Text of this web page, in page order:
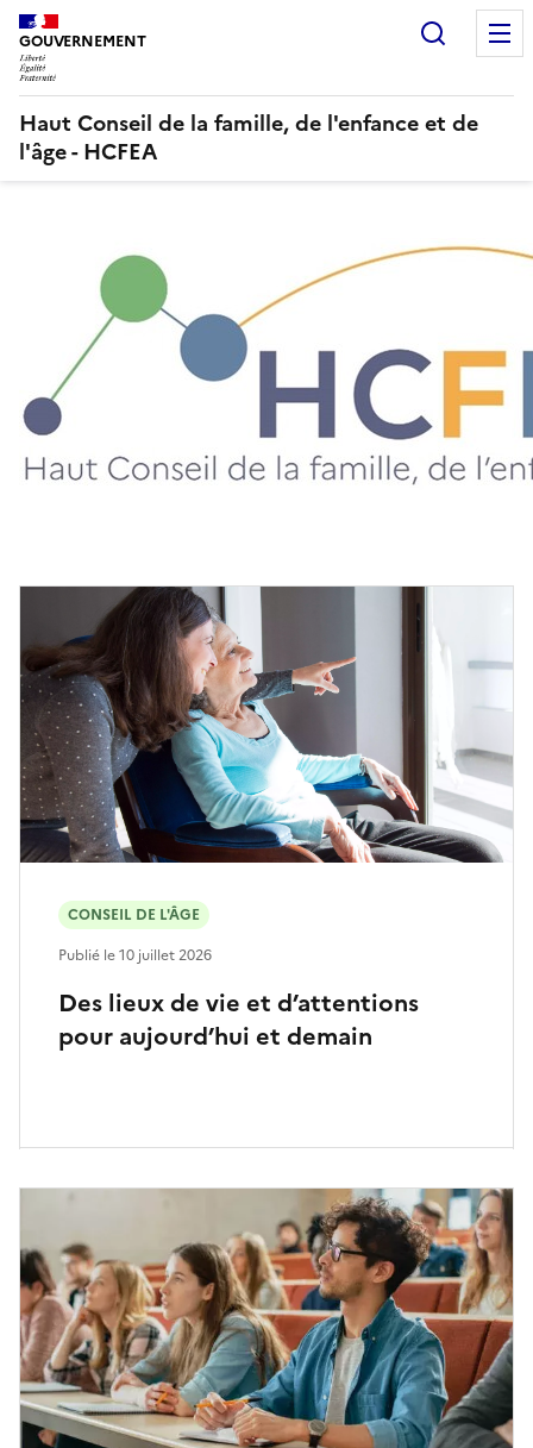
Panneau de gestion des cookies
GOUVERNEMENT
Haut Conseil de la famille, de l'enfance et de
l'âge - HCFEA
Des lieux de vie et d’attentions
pour aujourd’hui et demain
CONSEIL DE L'ÂGE
Publié le10 juillet 2026